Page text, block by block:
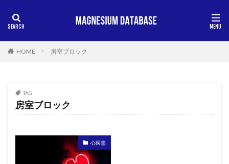
HOME 房室ブロック
TAG
房室ブロック
心疾患